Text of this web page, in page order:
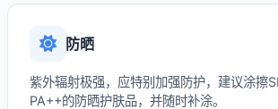
防晒
紫外辐射极强，应特别加强防护，建议涂擦
PA++的防晒护肤品，并随时补涂。